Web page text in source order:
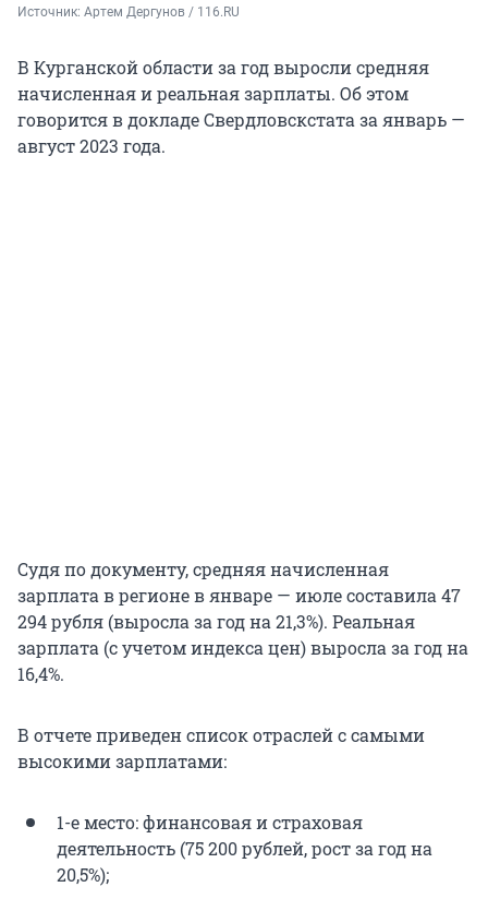
Источник: Артем Дергунов / 116.RU
В Курганской области за год выросли средняя
начисленная и реальная зарплаты. Об этом
говорится в докладе Свердловскстата за январь —
август 2023 года.
Судя по документу, средняя начисленная
зарплата в регионе в январе — июле составила 47
294 рубля (выросла за год на 21,3%). Реальная
зарплата (с учетом индекса цен) выросла за год на
16,4%.
В отчете приведен список отраслей с самыми
высокими зарплатами:
1-е место: финансовая и страховая
деятельность (75 200 рублей, рост за год на
20,5%);